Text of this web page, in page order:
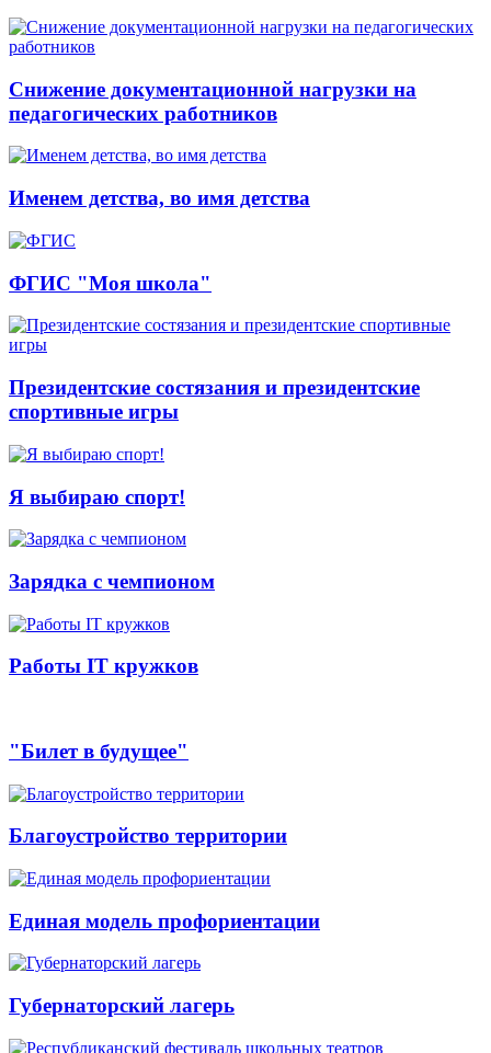
Снижение документационной нагрузки на
педагогических работников
Именем детства, во имя детства
ФГИС "Моя школа"
Президентские состязания и президентские
спортивные игры
Я выбираю спорт!
Зарядка с чемпионом
Работы IT кружков
"Билет в будущее"
Благоустройство территории
Единая модель профориентации
Губернаторский лагерь